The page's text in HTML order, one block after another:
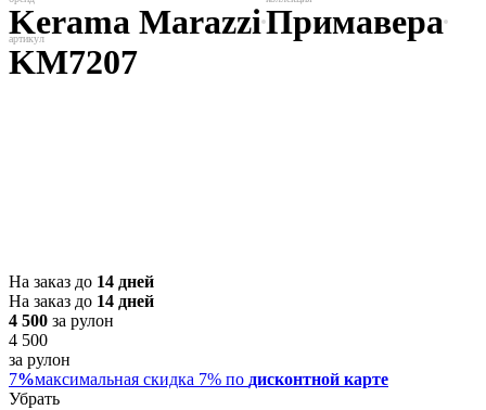
Kerama MarazziПримавера
KM7207
На заказ до 14 дней
На заказ до 14 дней
4 500 за рулон
4 500
за рулон
7%максимальная скидка 7% по дисконтной карте
Убрать